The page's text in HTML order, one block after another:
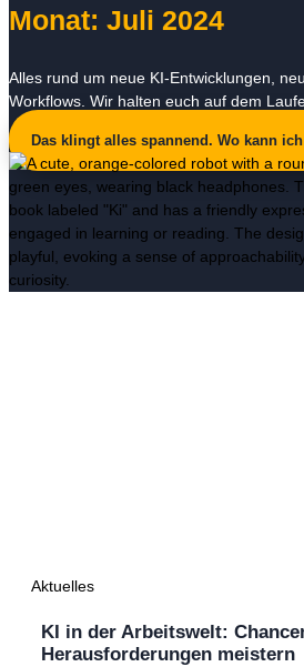
Monat: Juli 2024
Alles rund um neue KI-Entwicklungen,
Workflows. Wir halten euch auf dem
Das klingt alles spannend. Wo kann
Aktuelles
KI in der Arbeitswelt:
Herausforderungen meistern